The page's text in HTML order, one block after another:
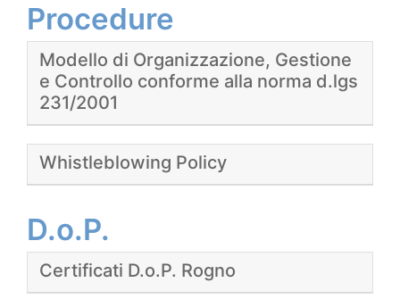
Procedure
Modello di Organizzazione, Gestione
e Controllo conforme alla norma d.lgs
231/2001
Whistleblowing Policy
D.o.P.
Certificati D.o.P. Rogno